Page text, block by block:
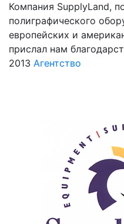
Компания SupplyLand,
полиграфического
европейских и
прислал нам
2013 Агентство